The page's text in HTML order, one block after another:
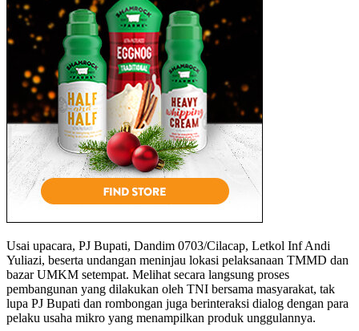
Usai upacara, PJ Bupati, Dandim 0703/Cilacap, Letkol Inf Andi
Yuliazi, beserta undangan meninjau lokasi pelaksanaan TMMD dan
bazar UMKM setempat. Melihat secara langsung proses
pembangunan yang dilakukan oleh TNI bersama masyarakat, tak
lupa PJ Bupati dan rombongan juga berinteraksi dialog dengan para
pelaku usaha mikro yang menampilkan produk unggulannya.